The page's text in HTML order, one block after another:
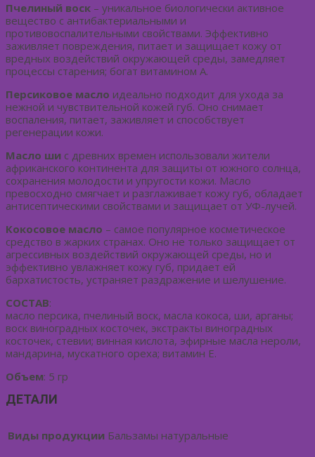
Пчелиный воск – уникальное биологически активное
вещество с антибактериальными и
противовоспалительными свойствами. Эффективно
заживляет повреждения, питает и защищает кожу от
вредных воздействий окружающей среды, замедляет
процессы старения; богат витамином А.
Персиковое масло идеально подходит для ухода за
нежной и чувствительной кожей губ. Оно снимает
воспаления, питает, заживляет и способствует
регенерации кожи.
Масло ши с древних времен использовали жители
африканского континента для защиты от южного солнца,
сохранения молодости и упругости кожи. Масло
превосходно смягчает и разглаживает кожу губ, обладает
антисептическими свойствами и защищает от УФ-лучей.
Кокосовое масло – самое популярное косметическое
средство в жарких странах. Оно не только защищает от
агрессивных воздействий окружающей среды, но и
эффективно увлажняет кожу губ, придает ей
бархатистость, устраняет раздражение и шелушение.
СОСТАВ:
масло персика, пчелиный воск, масла кокоса, ши, арганы;
воск виноградных косточек, экстракты виноградных
косточек, стевии; винная кислота, эфирные масла нероли,
мандарина, мускатного ореха; витамин Е.
Объем: 5 гр
ДЕТАЛИ
Виды продукции Бальзамы натуральные